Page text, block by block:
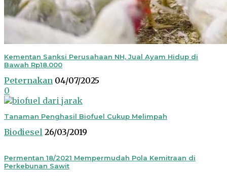
Kementan Sanksi Perusahaan NH, Jual Ayam Hidup di
Bawah Rp18.000
Peternakan 04/07/2025
0
Tanaman Penghasil Biofuel Cukup Melimpah
Biodiesel 26/03/2019
Permentan 18/2021 Mempermudah Pola Kemitraan di
Perkebunan Sawit